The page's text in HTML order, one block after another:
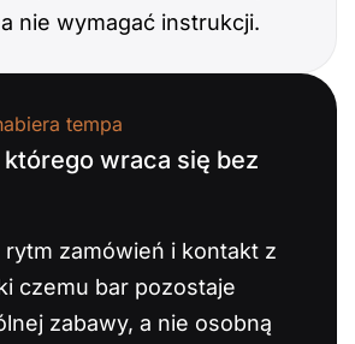
nie wymagać instrukcji.
tempa
wraca się bez
rytm zamówień i kontakt z
czemu bar pozostaje
zabawy, a nie osobną